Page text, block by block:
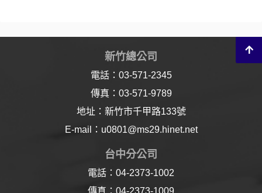
新竹總公司
電話：03-571-2345
傳真：03-571-9789
地址：新竹市千甲路133號
E-mail：u0801@ms29.hinet.net
台中分公司
電話：04-2373-1002
傳真：04-2373-1009